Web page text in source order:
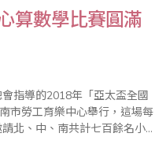
算數學比賽圓滿
指導的2018年「亞太盃全國
市勞工育樂中心舉行，這場每
北、中、南共計七百餘名小